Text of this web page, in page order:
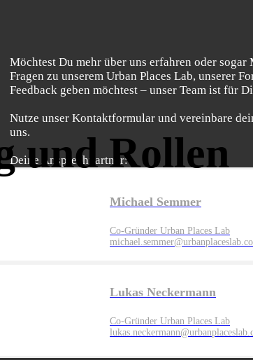
und Rollen
Möchtest Du mehr über uns erfahren oder
Fragen zu unserem Urban Places Lab, unserer
Feedback geben möchtest – unser Team ist für
Nutze unser Kontaktformular und vereinbare
uns.
Deine Ansprechpartner:
Michael Semmer
Co-Gründer Urban Places Lab
Lukas Neckermann
Co-Gründer Urban Places Lab
lukas.neckermann@urbanplaces